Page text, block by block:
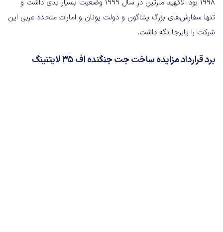
۱۹۹۸ بود. لاکهید مارتین در سال ۱۹۹۹ وضعیت بسیار بدی داشت و
تنها سفارش‌های بزرگ پنتاگون و دولت یونان و امارات متحده عربی این
شرکت را پابرجا نگه داشت.
برد قرارداد مزایده ساخت جت جنگنده اف ۳۵ لایتنینگ